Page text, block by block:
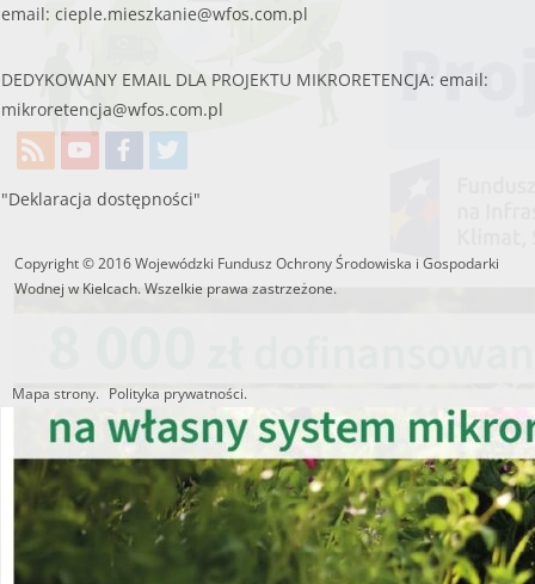
email: cieple.mieszkanie@wfos.com.pl
DEDYKOWANY EMAIL DLA PROJEKTU MIKRORETENCJA: email:
mikroretencja@wfos.com.pl
"Deklaracja dostępności"
Copyright © 2016 Wojewódzki Fundusz Ochrony Środowiska i Gospodarki
Wodnej w Kielcach. Wszelkie prawa zastrzeżone.
Mapa strony. Polityka prywatności.
Utworzono przez W.S.ds.ITM & P